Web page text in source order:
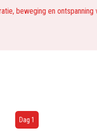
beweging en ontspanning
Dag 1